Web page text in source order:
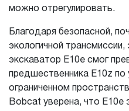
можно отрегулировать.
Благодаря безопасной,
экологичной трансмиссии,
экскаватор E10e смог
предшественника E10z
ограниченном
Bobcat уверена, что E10e